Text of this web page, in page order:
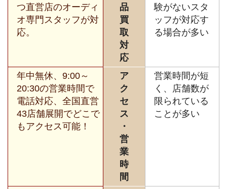
つ直営店のオーディ
オ専門スタッフが対
応。
品
買
取
対
応
験がないスタ
ッフが対応す
る場合が多い
年中無休、9:00～
20:30の営業時間で
電話対応、全国直営
43店舗展開でどこで
もアクセス可能！
ア
ク
セ
ス
・
営
業
時
間
営業時間が短
く、店舗数が
限られている
ことが多い